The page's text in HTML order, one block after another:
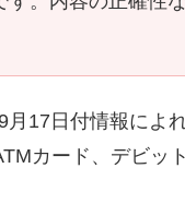
17日付情報によ
カード、デビッ